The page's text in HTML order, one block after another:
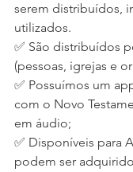
serem distribuídos,
utilizados.
✅ São distribuídos
(pessoas, igrejas e
✅ Possuímos um
com o Novo
em áudio;
✅ Disponíveis para
podem ser